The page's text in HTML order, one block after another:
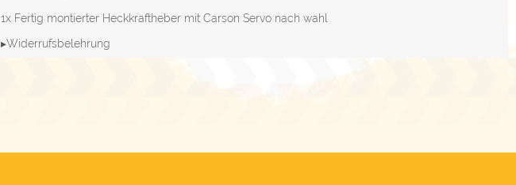
1x Fertig montierter Heckkraftheber mit Carson Servo nach wahl
▸Widerrufsbelehrung